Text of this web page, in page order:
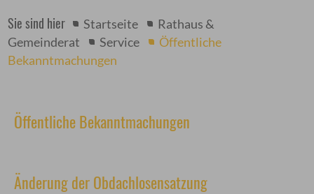
Sie sind hier Startseite
Rathaus &
Gemeinderat
Service
Öffentliche
Bekanntmachungen
Öffentliche Bekanntmachungen
Änderung der Obdachlosensatzung